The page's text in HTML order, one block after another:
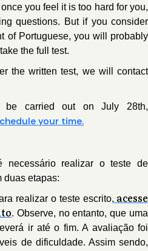
you feel it is too hard for you,
questions. But if you consider
of Portuguese, you will probably
the full test.
the written test, we will contact
carried out on July 28th,
your time.
necessário realizar o teste de
duas etapas:
realizar o teste escrito, acesse
. Observe, no entanto, que uma
ir até o fim. A avaliação foi
de dificuldade. Assim sendo,